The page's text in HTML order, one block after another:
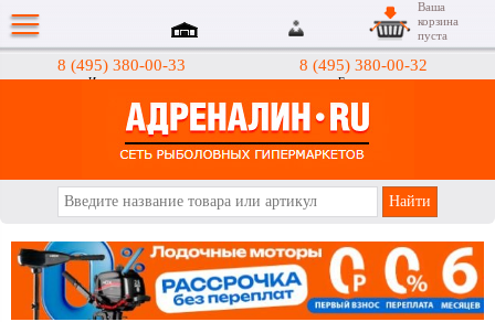
8 (495) 380-00-33
Интернет-магазин
8 (495) 380-00-32
Гипермаркеты
Ваша
корзина
пуста